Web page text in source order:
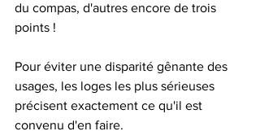
du compas, d'autres encore de trois
points !
Pour éviter une disparité gênante des
usages, les loges les plus sérieuses
précisent exactement ce qu'il est
convenu d'en faire.